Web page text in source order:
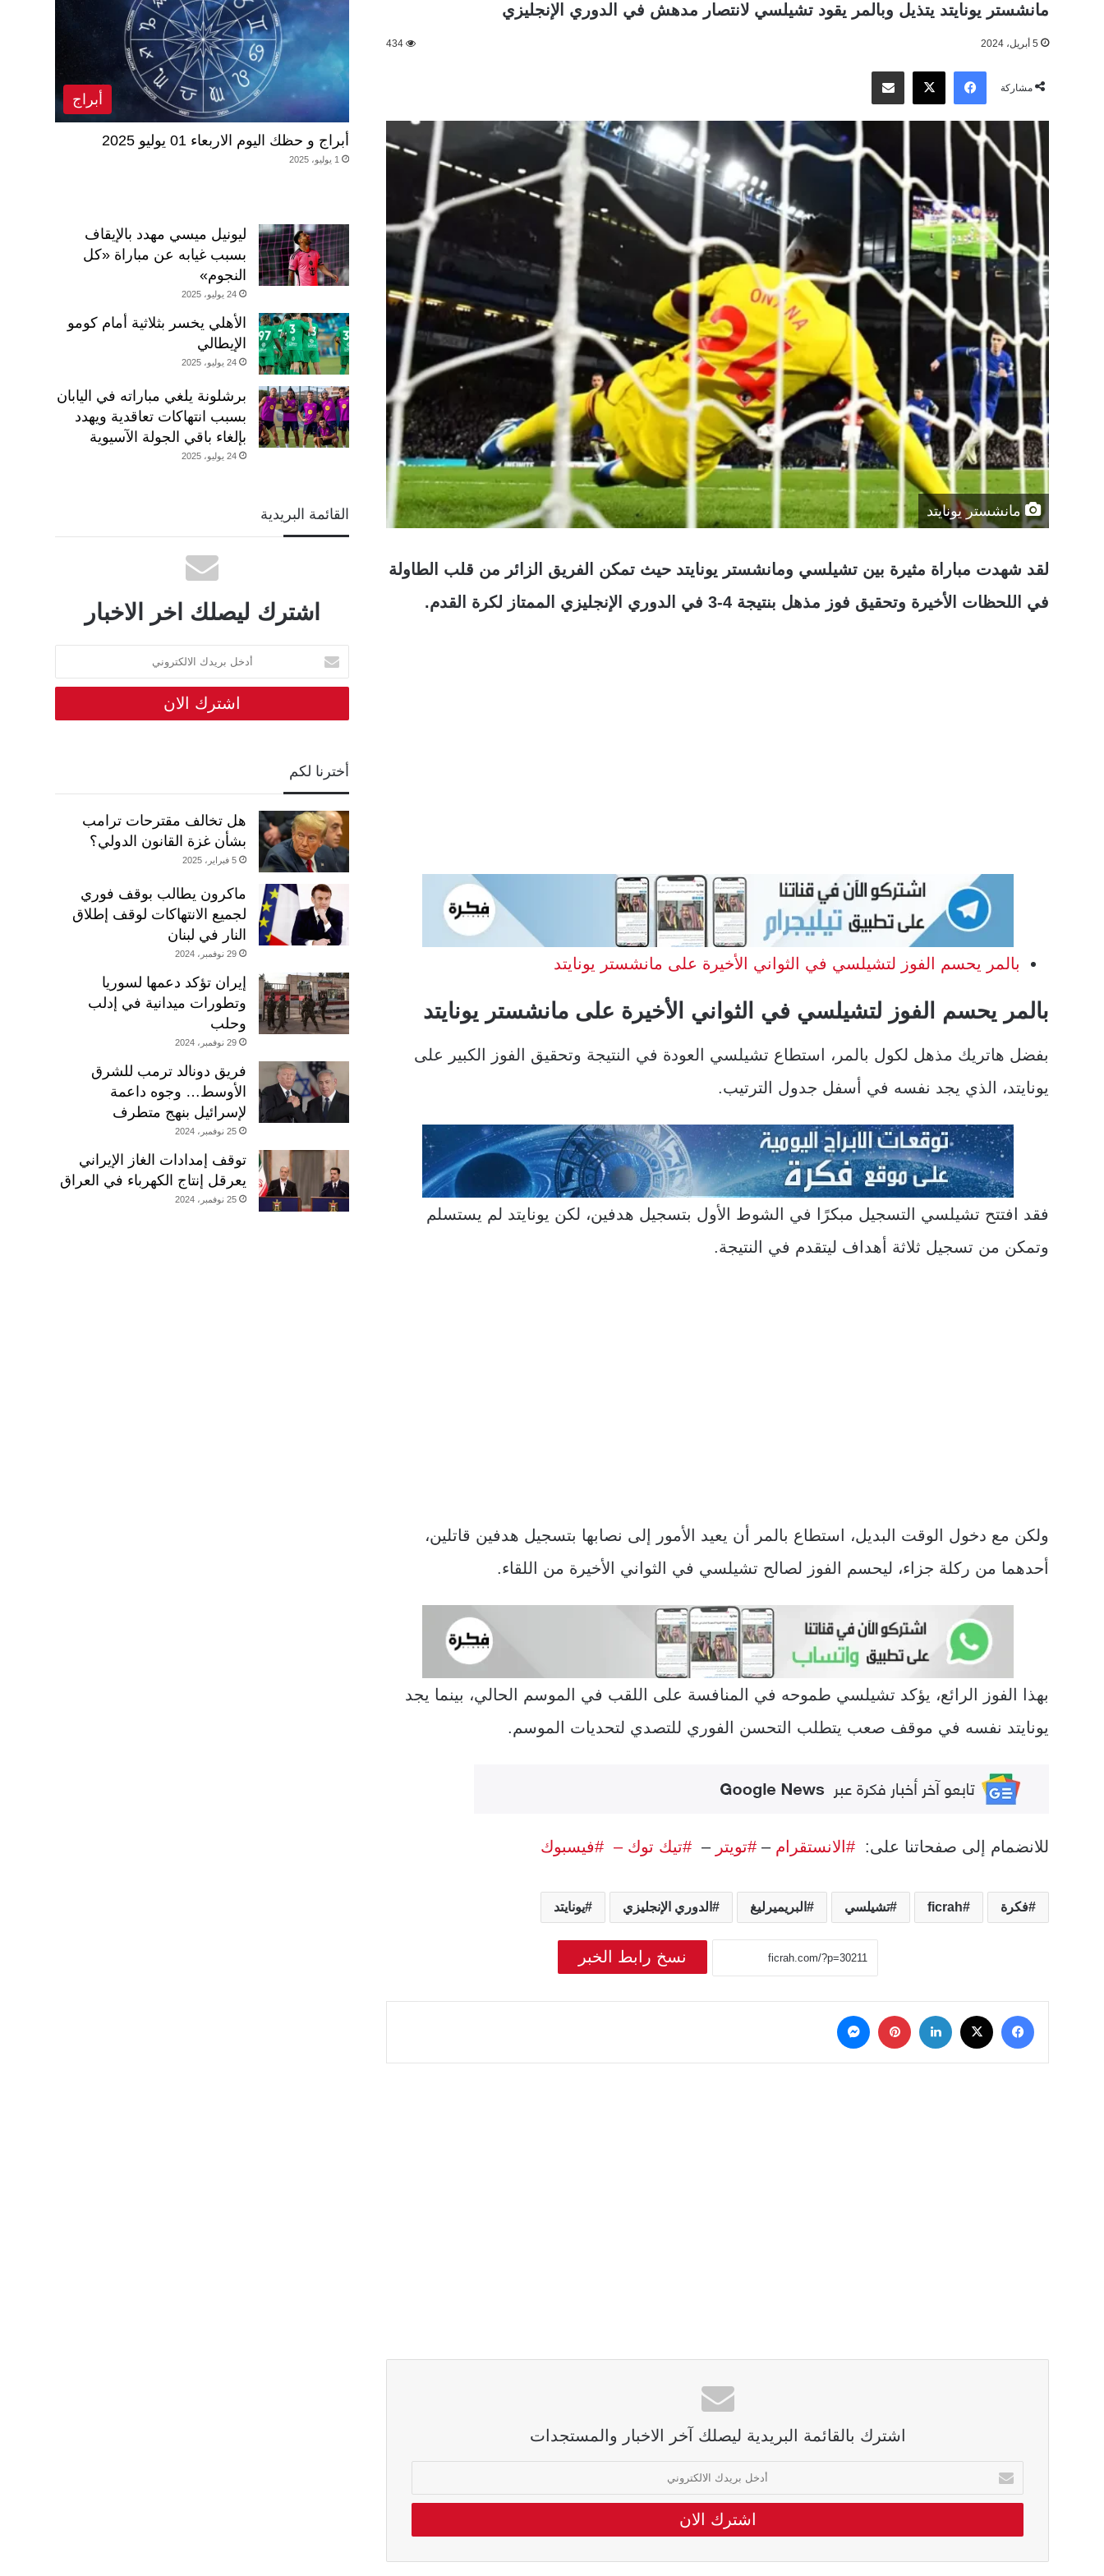
مانشستر يونايتد يتذيل وبالمر يقود تشيلسي لانتصار مدهش في الدوري الإنجليزي
5 أبريل، 2024 434
مشاركة
فيسبوك
‫X مشاركة عبر البريد
مانشستر يونايتد
لقد شهدت مباراة مثيرة بين تشيلسي ومانشستر يونايتد حيث تمكن الفريق الزائر من قلب الطاولة
في اللحظات الأخيرة وتحقيق فوز مذهل بنتيجة 4-3 في الدوري الإنجليزي الممتاز لكرة القدم.
بالمر يحسم الفوز لتشيلسي في الثواني الأخيرة على مانشستر يونايتد
بالمر يحسم الفوز لتشيلسي في الثواني الأخيرة على مانشستر يونايتد
بفضل هاتريك مذهل لكول بالمر، استطاع تشيلسي العودة في النتيجة وتحقيق الفوز الكبير على
يونايتد، الذي يجد نفسه في أسفل جدول الترتيب.
فقد افتتح تشيلسي التسجيل مبكرًا في الشوط الأول بتسجيل هدفين، لكن يونايتد لم يستسلم
وتمكن من تسجيل ثلاثة أهداف ليتقدم في النتيجة.
ولكن مع دخول الوقت البديل، استطاع بالمر أن يعيد الأمور إلى نصابها بتسجيل هدفين قاتلين،
أحدهما من ركلة جزاء، ليحسم الفوز لصالح تشيلسي في الثواني الأخيرة من اللقاء.
بهذا الفوز الرائع، يؤكد تشيلسي طموحه في المنافسة على اللقب في الموسم الحالي، بينما يجد
يونايتد نفسه في موقف صعب يتطلب التحسن الفوري للتصدي لتحديات الموسم.
للانضمام إلى صفحاتنا على: #الانستقرام – #تويتر – #تيك توك – #فيسبوك
فكرة ficrah تشيلسي البريميرليغ الدوري الإنجليزي يونايتد
نسخ رابط الخبر
فيسبوك لينكدإن بينتيريست
اشترك بالقائمة البريدية ليصلك آخر الاخبار والمستجدات
أدخل
بريدك
الالكتروني
أبراج
أبراج و حظك اليوم الاربعاء 01 يوليو 2025
1 يوليو، 2025
ليونيل ميسي مهدد بالإيقاف
بسبب غيابه عن مباراة «كل
النجوم»
24 يوليو، 2025
الأهلي يخسر بثلاثية أمام كومو
الإيطالي
24 يوليو، 2025
برشلونة يلغي مباراته في اليابان
بسبب انتهاكات تعاقدية ويهدد
بإلغاء باقي الجولة الآسيوية
24 يوليو، 2025
القائمة البريدية
اشترك ليصلك اخر الاخبار
أدخل
بريدك
الالكتروني
أخترنا لكم
هل تخالف مقترحات ترامب
بشأن غزة القانون الدولي؟
5 فبراير، 2025
ماكرون يطالب بوقف فوري
لجميع الانتهاكات لوقف إطلاق
النار في لبنان
29 نوفمبر، 2024
إيران تؤكد دعمها لسوريا
وتطورات ميدانية في إدلب
وحلب
29 نوفمبر، 2024
فريق دونالد ترمب للشرق
الأوسط… وجوه داعمة
لإسرائيل بنهج متطرف
25 نوفمبر، 2024
توقف إمدادات الغاز الإيراني
يعرقل إنتاج الكهرباء في العراق
25 نوفمبر، 2024